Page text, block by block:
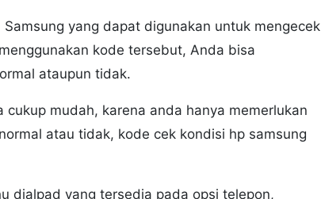
yang dapat digunakan untuk mengecek
kode tersebut, Anda bisa
ataupun tidak.
mudah, karena anda hanya memerlukan
atau tidak, kode cek kondisi hp samsung
dialpad yang tersedia pada opsi telepon,